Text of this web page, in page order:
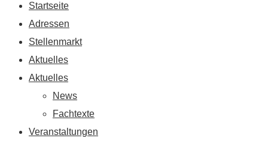
Startseite
Adressen
Stellenmarkt
Aktuelles
Aktuelles
News
Fachtexte
Veranstaltungen